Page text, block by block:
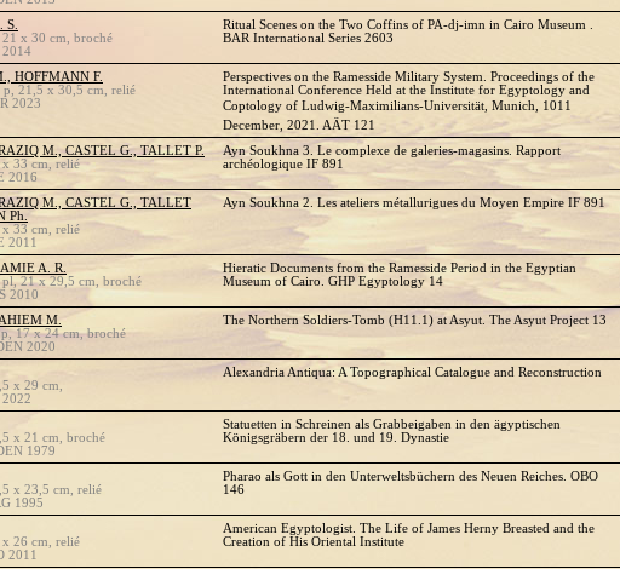
S.
x 30 cm, broché
2014
Ritual Scenes on the Two Coffins of PA-dj-imn in Cairo Museum .
BAR International Series 2603
HOFFMANN F.
21,5 x 30,5 cm, relié
2023
Perspectives on the Ramesside Military System. Proceedings of the
International Conference Held at the Institute for Egyptology and
Coptology of Ludwig-Maximilians-Universität, Munich, 1011
December, 2021. AÄT 121
M., CASTEL G., TALLET P.
33 cm, relié
2016
Ayn Soukhna 3. Le complexe de galeries-magasins. Rapport
archéologique IF 891
M., CASTEL G., TALLET
Ph.
33 cm, relié
2011
Ayn Soukhna 2. Les ateliers métallurigues du Moyen Empire IF 891
A. R.
pl, 21 x 29,5 cm, broché
2010
Hieratic Documents from the Ramesside Period in the Egyptian
Museum of Cairo. GHP Egyptology 14
M.
17 x 24 cm, broché
2020
The Northern Soldiers-Tomb (H11.1) at Asyut. The Asyut Project 13
x 29 cm,
Alexandria Antiqua: A Topographical Catalogue and Reconstruction
x 21 cm, broché
1979
Statuetten in Schreinen als Grabbeigaben in den ägyptischen
Königsgräbern der 18. und 19. Dynastie
x 23,5 cm, relié
1995
Pharao als Gott in den Unterweltsbüchern des Neuen Reiches. OBO
146
26 cm, relié
2011
American Egyptologist. The Life of James Herny Breasted and the
Creation of His Oriental Institute